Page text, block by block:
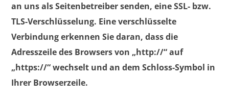
an uns als Seitenbetreiber senden, eine SSL- bzw.
TLS-Verschlüsselung. Eine verschlüsselte
Verbindung erkennen Sie daran, dass die
Adresszeile des Browsers von „http://“ auf
„https://“ wechselt und an dem Schloss-Symbol in
Ihrer Browserzeile.